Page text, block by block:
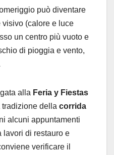
può diventare
(calore e luce
un centro più vuoto e
di pioggia e vento,
alla Feria y Fiestas
tradizione della corrida
alcuni appuntamenti
lavori di restauro e
verificare il